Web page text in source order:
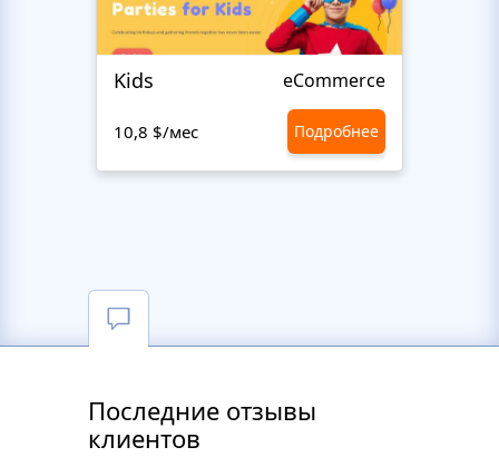
Kids eCommerce
10,8 $/мес Подробнее
Последние отзывы
клиентов